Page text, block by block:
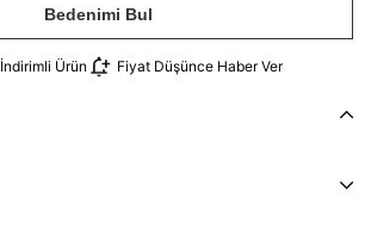
Bedenimi Bul
İndirimli Ürün Fiyat Düşünce Haber Ver